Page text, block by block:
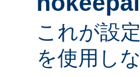
これが設
を使用し